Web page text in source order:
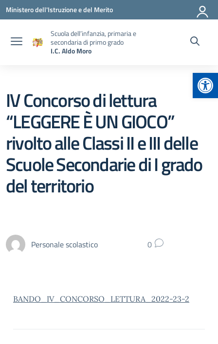
Vai ai contenuti
Vai al menu di navigazione
Vai al footer
Ministero dell'Istruzione e del Merito
Scuola dell’infanzia, primaria e
secondaria di primo grado
I.C. Aldo Moro
IV Concorso di lettura
“LEGGERE È UN GIOCO”
rivolto alle Classi II e III delle
Scuole Secondarie di I grado
del territorio
Personale scolastico 0
BANDO_IV_CONCORSO_LETTURA_2022-23-2